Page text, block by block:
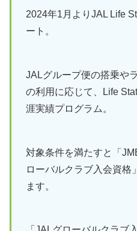
2024年1月よりJAL Life
ート。
JALグループ便の搭乗や
の利用に応じて、Life
涯実績プログラム。
対象条件を満たすと「
ローバルクラブ入会資格
ます。